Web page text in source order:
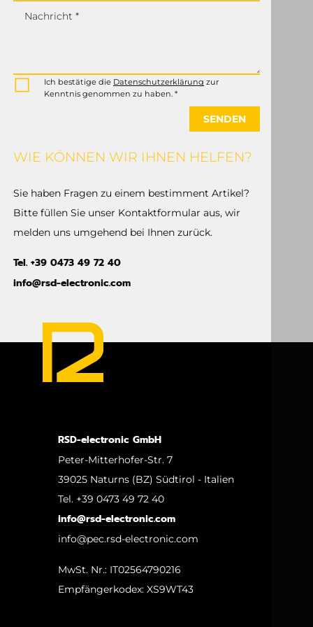
Nachricht *
Ich bestätige die Datenschutzerklärung zur
Kenntnis genommen zu haben. *
SENDEN
WIE KÖNNEN WIR IHNEN HELFEN?
Sie haben Fragen zu einem bestimment Artikel?
Bitte füllen Sie unser Kontaktformular aus, wir
melden uns umgehend bei Ihnen zurück.
Tel. +39 0473 49 72 40
info@rsd-electronic.com
RSD-electronic GmbH
Peter-Mitterhofer-Str. 7
39025 Naturns (BZ) Südtirol - Italien
Tel. +39 0473 49 72 40
info@rsd-electronic.com
info@pec.rsd-electronic.com
MwSt. Nr.: IT02564790216
Empfängerkodex: XS9WT43